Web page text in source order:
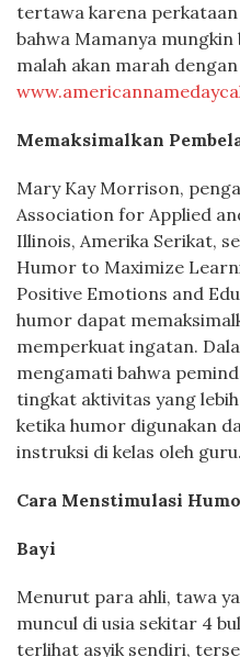
tertawa karena
bahwa Mamanya
malah akan marah
Memaksimalkan
Mary Kay Morrison,
Association for Applied
Illinois, Amerika Serikat,
Humor to Maximize
Positive Emotions and
humor dapat
memperkuat ingatan.
mengamati bahwa
tingkat aktivitas yang
ketika humor digunakan
instruksi di kelas oleh guru.
Cara Menstimulasi
Bayi
Menurut para ahli, tawa
muncul di usia sekitar 4
terlihat asyik sendiri,